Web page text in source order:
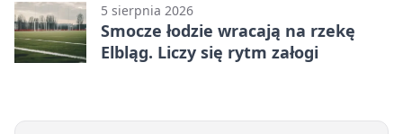
5 sierpnia 2026
Smocze łodzie wracają na rzekę
Elbląg. Liczy się rytm załogi